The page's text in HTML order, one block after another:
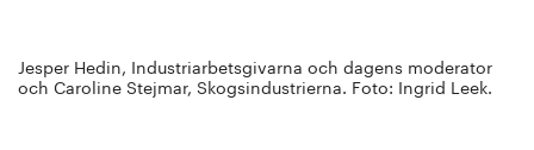
Om oss
Jesper Hedin, Industriarbetsgivarna och dagens moderator
och Caroline Stejmar, Skogsindustrierna. Foto: Ingrid Leek.